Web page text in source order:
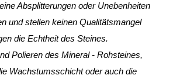
Absplitterungen oder Unebenheiten
und stellen keinen Qualitätsmangel
die Echtheit des Steines.
Polieren des Mineral - Rohsteines,
Wachstumsschicht oder auch die